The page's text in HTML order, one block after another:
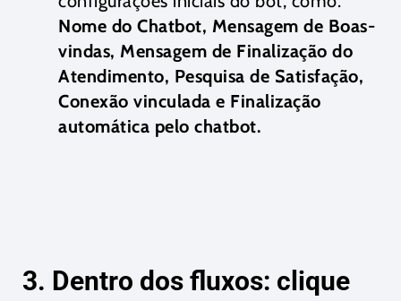
Nome do Chatbot, Mensagem de Boas-
vindas, Mensagem de Finalização do
Atendimento, Pesquisa de Satisfação,
Conexão vinculada e Finalização
automática pelo chatbot.
3. Dentro dos fluxos: clique